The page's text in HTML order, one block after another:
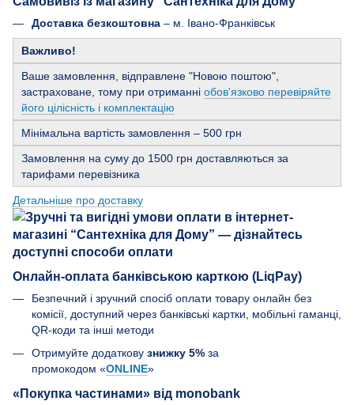
Доставка безкоштовна – м. Івано-Франківськ
Важливо!
Ваше замовлення, відправлене "Новою поштою",
застраховане, тому при отриманні обов'язково перевіряйте
його цілісність і комплектацію
Мінімальна вартість замовлення – 500 грн
Замовлення на суму до 1500 грн доставляються за
тарифами перевізника
Детальніше про доставку
Онлайн-оплата банківською карткою (LiqPay)
Безпечний і зручний спосіб оплати товару онлайн без
комісії, доступний через банківські картки, мобільні гаманці,
QR-коди та інші методи
Отримуйте додаткову знижку 5% за
промокодом «ONLINE»
«Покупка частинами» від monobank